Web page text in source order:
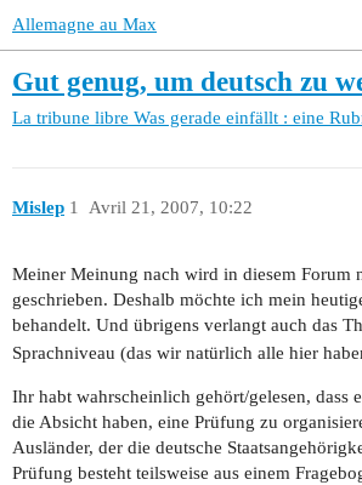
Allemagne au Max
Gut genug, um deutsch zu
La tribune libre Was gerade einfällt : eine
Mislep Avril 21, 2007, 10:22
1
Meiner Meinung nach wird in diesem Forum
geschrieben. Deshalb möchte ich mein
behandelt. Und übrigens verlangt auch das
Sprachniveau (das wir natürlich alle hier
Ihr habt wahrscheinlich gehört/gelesen, dass
die Absicht haben, eine Prüfung zu
Ausländer, der die deutsche
Prüfung besteht teilsweise aus einem